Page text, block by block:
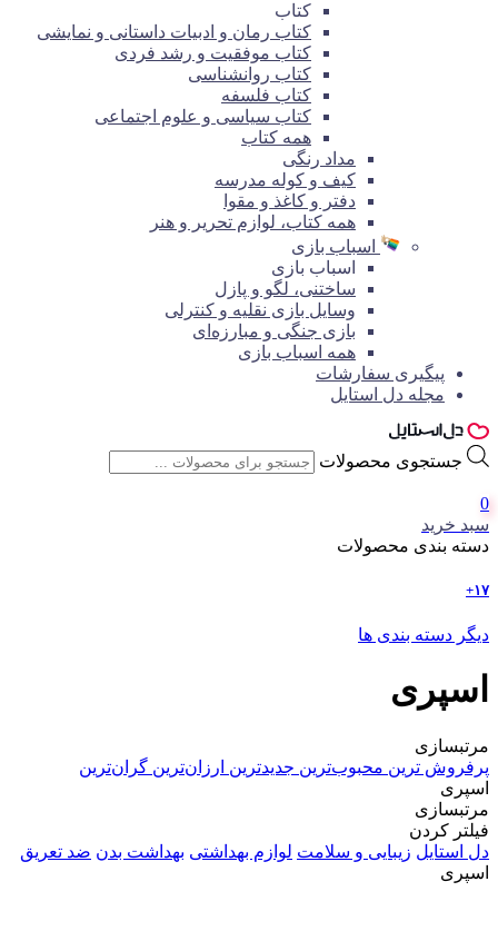
کتاب
کتاب رمان و ادبیات داستانی و نمایشی
کتاب موفقیت و رشد فردی
کتاب روانشناسی
کتاب فلسفه
کتاب سیاسی و علوم اجتماعی
همه کتاب
مداد رنگی
کیف و کوله مدرسه
دفتر و کاغذ و مقوا
همه کتاب، لوازم تحریر و هنر
اسباب بازی
اسباب بازی
ساختنی، لگو و پازل
وسایل بازی نقلیه و کنترلی
بازی جنگی و مبارزه‌ای
همه اسباب بازی
پیگیری سفارشات
مجله دل استایل
جستجوی محصولات
0
سبد خرید
دسته بندی محصولات
۱۷+
دیگر دسته بندی ها
اسپری
مرتبسازی
پرفروش ترین محبوب‌ترین جدیدترین ارزان‌ترین گران‌ترین
اسپری
مرتبسازی
فیلتر کردن
دل استایل زیبایی و سلامت لوازم بهداشتی بهداشت بدن ضد تعریق
اسپری